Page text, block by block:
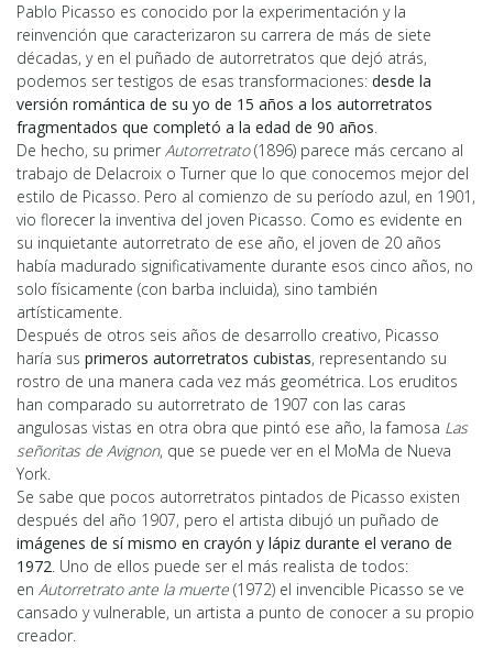
Pablo Picasso es conocido por la experimentación y la
reinvención que caracterizaron su carrera de más de siete
décadas, y en el puñado de autorretratos que dejó atrás,
podemos ser testigos de esas transformaciones: desde la
versión romántica de su yo de 15 años a los autorretratos
fragmentados que completó a la edad de 90 años.
De hecho, su primer Autorretrato(1896) parece más cercano al
trabajo de Delacroix o Turner que lo que conocemos mejor del
estilo de Picasso. Pero al comienzo de su período azul, en 1901,
vio florecer la inventiva del joven Picasso. Como es evidente en
su inquietante autorretrato de ese año, el joven de 20 años
había madurado significativamente durante esos cinco años, no
solo físicamente (con barba incluida), sino también
artísticamente.
Después de otros seis años de desarrollo creativo, Picasso
haría sus primeros autorretratos cubistas, representando su
rostro de una manera cada vez más geométrica. Los eruditos
han comparado su autorretrato de 1907 con las caras
angulosas vistas en otra obra que pintó ese año, la famosa Las
señoritas de Avignon, que se puede ver en el MoMa de Nueva
York.
Se sabe que pocos autorretratos pintados de Picasso existen
después del año 1907, pero el artista dibujó un puñado de
imágenes de sí mismo en crayón y lápiz durante el verano de
1972. Uno de ellos puede ser el más realista de todos:
en Autorretrato ante la muerte (1972) el invencible Picasso se ve
cansado y vulnerable, un artista a punto de conocer a su propio
creador.